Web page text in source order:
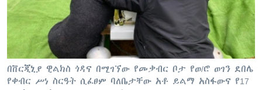
በቨርጂኒያ ዊልክስ ጎዳና በሚገኘው የመቃብር ቦታ የወ/ሮ ወገን ደበሌ
የቀብር ሥነ ስርዓት ሲፈፀም ባለቤታቸው አቶ ይልማ አስፋውና የ17